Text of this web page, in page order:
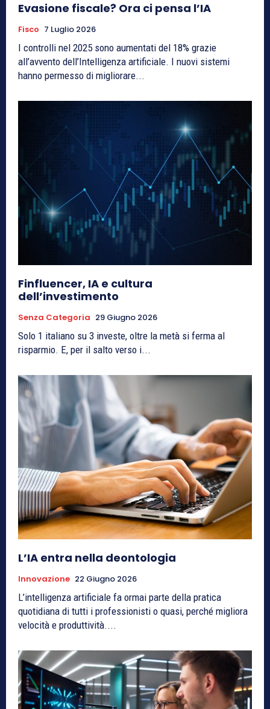
Evasione fiscale? Ora ci pensa l’IA
Fisco 7 Luglio 2026
I controlli nel 2025 sono aumentati del 18% grazie
all’avvento dell’Intelligenza artificiale. I nuovi sistemi
hanno permesso di migliorare...
Finfluencer, IA e cultura
dell’investimento
Senza Categoria 29 Giugno 2026
Solo 1 italiano su 3 investe, oltre la metà si ferma al
risparmio. E, per il salto verso i...
L’IA entra nella deontologia
Innovazione 22 Giugno 2026
L’intelligenza artificiale fa ormai parte della pratica
quotidiana di tutti i professionisti o quasi, perché migliora
velocità e produttività....